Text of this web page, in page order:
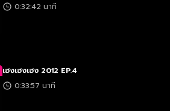
0:32:42 นาที
เฮงเฮงเฮง 2012 EP.4
0:33:57 นาที